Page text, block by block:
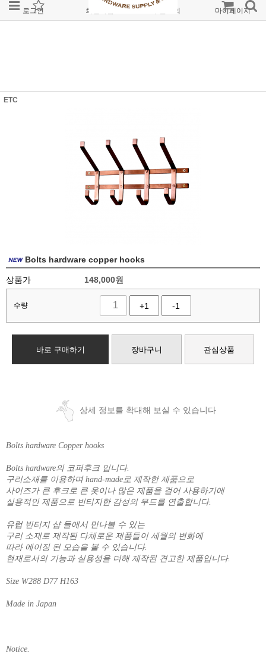
로그인 회원가입 주문조회 마이페이지
ETC
Bolts hardware copper hooks
상품가 148,000원
수량 +1 -1
바로 구매하기 장바구니 관심상품
상세 정보를 확대해 보실 수 있습니다
Bolts hardware Copper hooks
Bolts hardware의 코퍼후크 입니다.
구리소재를 이용하며 hand-made로 제작한 제품으로
사이즈가 큰 후크로 큰 옷이나 많은 제품을 걸어 사용하기에
실용적인 제품으로 빈티지한 감성의 무드를 연출합니다.
유럽 빈티지 샵 들에서 만나볼 수 있는
구리 소재로 제작된 다채로운 제품들이 세월의 변화에
따라 에이징 된 모습을 볼 수 있습니다.
현재로서의 기능과 실용성을 더해 제작된 견고한 제품입니다.
Size W288 D77 H163
Made in Japan
Notice.